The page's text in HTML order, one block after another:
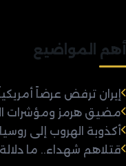
أهم المواضيع
إيران ترفض عرضاً
مضيق هرمز ومؤشرات
أكذوبة الهروب إلى
قتلاهم شهداء.. ما